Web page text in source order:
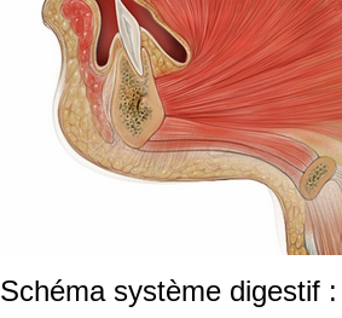
Schéma système digestif